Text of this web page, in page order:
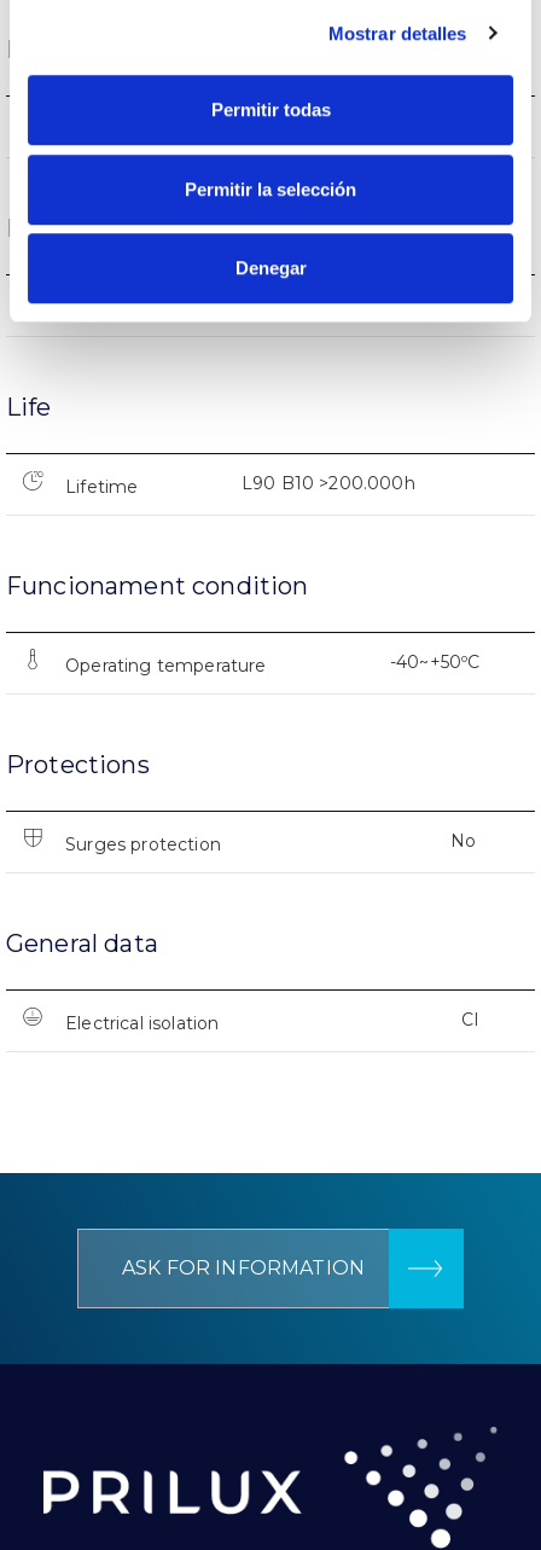
Mostrar detalles
Permitir todas
Permitir la selección
Denegar
Housing and Finish
Performance
Flux (lm) 8.100lm
Life
Lifetime L90 B10 >200.000h
Funcionament condition
Operating temperature -40~+50ºC
Protections
Surges protection No
General data
Electrical isolation CI
ASK FOR INFORMATION